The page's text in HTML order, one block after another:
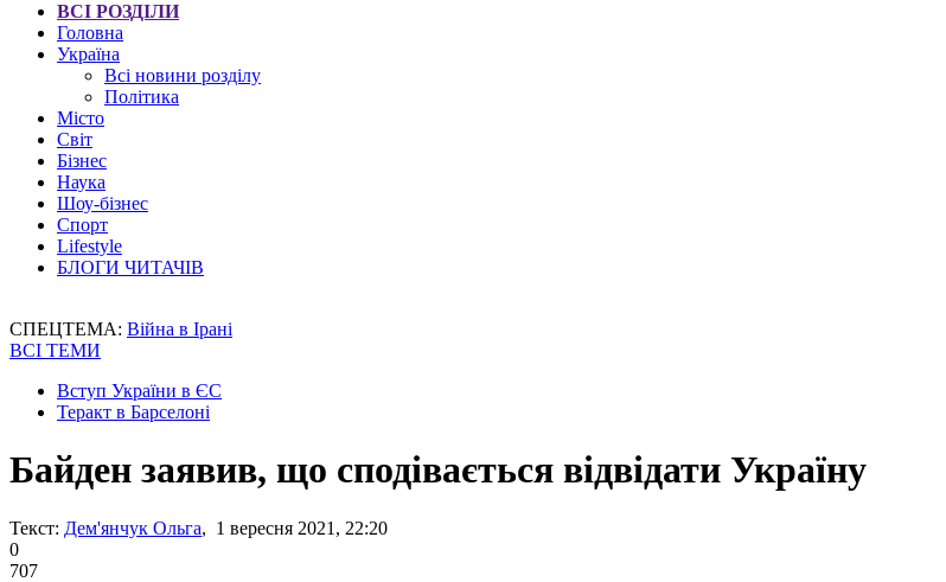
ВСІ РОЗДІЛИ
Головна
Україна
Всі новини розділу
Політика
Місто
Світ
Бізнес
Наука
Шоу-бізнес
Спорт
Lifestyle
БЛОГИ ЧИТАЧІВ
СПЕЦТЕМА: Війна в Ірані
ВСІ ТЕМИ
Вступ України в ЄС
Теракт в Барселоні
Байден заявив, що сподівається відвідати Україну
Текст: Дем'янчук Ольга, 1 вересня 2021, 22:20
0
707